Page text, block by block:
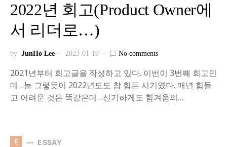
2022년 회고(Product Owner에
서 리더로…)
by JunHo Lee 2023-01-19 No comments
2021년부터 회고글을 작성하고 있다. 이번이 3번째 회고인
데…늘 그렇듯이 2022년도도 참 힘든 시기였다. 매년 힘들
고 어려운 것은 똑같은데…신기하게도 힘겨움의…
E ESSAY